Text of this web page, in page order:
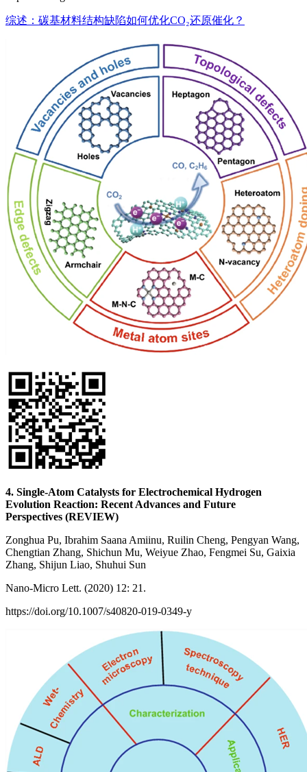
综述：碳基材料结构缺陷如何优化CO₂还原催化？
4. Single‑Atom Catalysts for Electrochemical Hydrogen
Evolution Reaction: Recent Advances and Future
Perspectives (REVIEW)
Zonghua Pu, Ibrahim Saana Amiinu, Ruilin Cheng, Pengyan Wang,
Chengtian Zhang, Shichun Mu, Weiyue Zhao, Fengmei Su, Gaixia
Zhang, Shijun Liao, Shuhui Sun
Nano-Micro Lett. (2020) 12: 21.
https://doi.org/10.1007/s40820-019-0349-y